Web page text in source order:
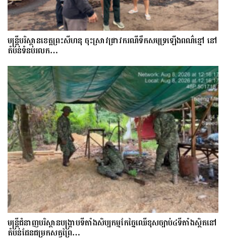
មន្រ្តីបរិស្ថានខេត្តព្រះសីហនុ ចុះស្រាវជ្រាវករណីទឹកសមុទ្រឡើងពណ៌ខ្មៅ នៅ
តំបន់ទំនប់រលក…
មន្ត្រីជំនាញបរិស្ថានបង្រ្កាបទីតាំងសិប្បកម្មកែច្នៃឈើខុសច្បាប់៤ទីតាំងស្ថិតនៅ
តំបន់ដែនជម្រកសត្វព្រៃ…